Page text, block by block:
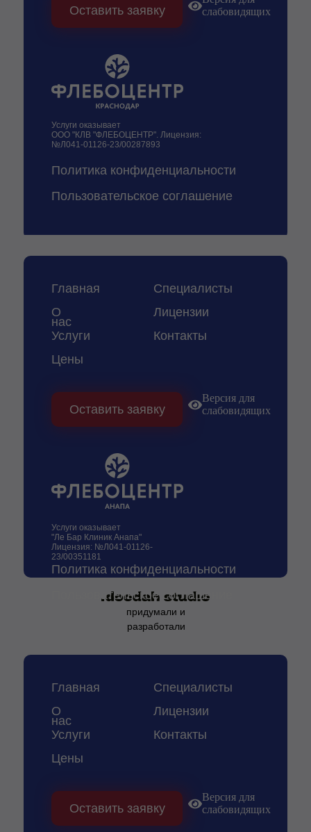
Услуги оказывает
ООО "КЛВ "ФЛЕБОЦЕНТР". Лицензия:
№Л041-01126-23/00287893
Пользовательское соглашение
Политика конфиденциальности
Оставить заявку
слабовидящих
придумали и
разработали
Услуги оказывает
"Ле Бар Клиник Анапа"
Лицензия: №Л041-01126-
23/00351181
Главная
Специалисты
О
нас
Лицензии
Услуги
Цены
Пользовательское соглашение
Политика конфиденциальности
Контакты
Оставить заявку
Версия для
слабовидящих
Главная
Специалисты
О
нас
Лицензии
Услуги
Цены
Контакты
Оставить заявку
Версия для
слабовидящих